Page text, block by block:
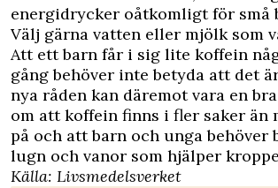
energidrycker oåtkomligt för små
Välj gärna vatten eller mjölk som
Att ett barn får i sig lite koffein
gång behöver inte betyda att det
nya råden kan däremot vara en
om att koffein finns i fler saker än
på och att barn och unga behöver
lugn och vanor som hjälper
Källa: Livsmedelsverket